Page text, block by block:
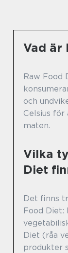
Vad är
Raw Food
och
Celsius för
maten.
Vilka
Diet
Det finns
Food Diet:
Diet (råa
produkter